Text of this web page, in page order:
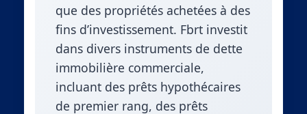
que des propriétés achetées à des
fins d’investissement. Fbrt investit
dans divers instruments de dette
immobilière commerciale,
incluant des prêts hypothécaires
de premier rang, des prêts